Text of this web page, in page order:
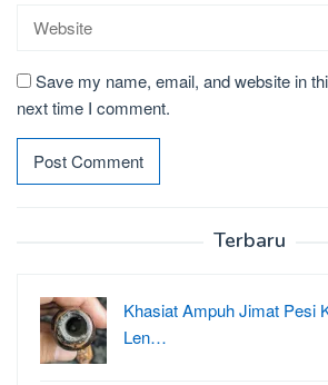
Save my name, email, and website in
next time I comment.
Terbaru
Khasiat Ampuh Jimat Pesi
Len…